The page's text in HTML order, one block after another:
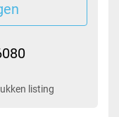
listing